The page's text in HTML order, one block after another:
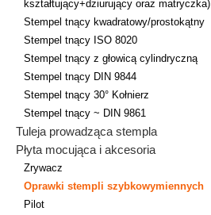
kształtujący+dziurujący oraz matryczka)
Stempel tnący kwadratowy/prostokątny
Stempel tnący ISO 8020
Stempel tnący z głowicą cylindryczną
Stempel tnący DIN 9844
Stempel tnący 30° Kołnierz
Stempel tnący ~ DIN 9861
Tuleja prowadząca stempla
Płyta mocująca i akcesoria
Zrywacz
Oprawki stempli szybkowymiennych
Pilot